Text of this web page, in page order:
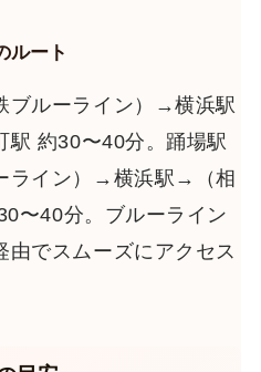
ルート
ブルーライン）→横浜駅
約30〜40分。踊場駅
ライン）→横浜駅→（相
〜40分。ブルーライン
でスムーズにアクセス